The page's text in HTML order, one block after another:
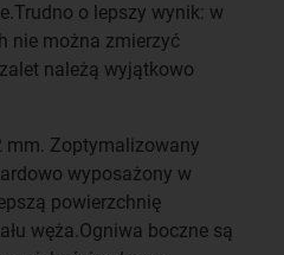
o lepszy wynik: w
nie można zmierzyć
należą wyjątkowo
mm. Zoptymalizowany
wyposażony w
powierzchnię
węża.Ogniwa boczne są